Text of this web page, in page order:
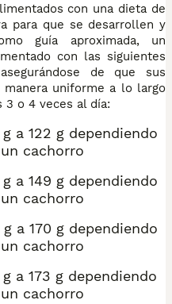
con una dieta de
para que se desarrollen y
guía aproximada, un
con las siguientes
de que sus
uniforme a lo largo
o 4 veces al día:
a 122 g dependiendo
cachorro
a 149 g dependiendo
cachorro
a 170 g dependiendo
cachorro
a 173 g dependiendo
cachorro